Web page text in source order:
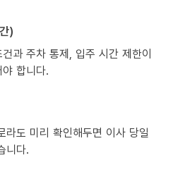
)
과 주차 통제, 입주 시간 제한이
합니다.
도 미리 확인해두면 이사 당일
니다.